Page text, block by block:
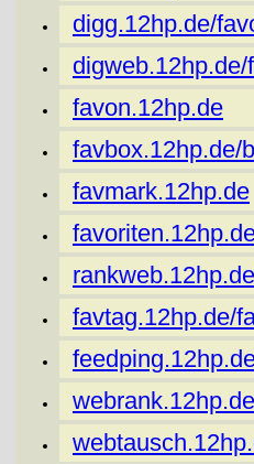
digg.12hp.de/
favon.12hp.de
favbox.12hp.de/
favmark.12hp.de
favtag.12hp.de/